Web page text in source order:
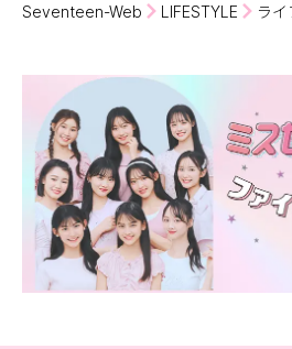
Seventeen-Web LIFESTYLE ラ